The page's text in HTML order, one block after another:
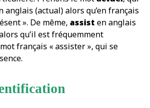
anglais (actual) alors qu’en français
». De même, assist en anglais
qu’il est fréquemment
français « assister », qui se